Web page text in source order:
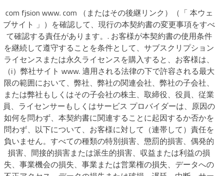
com fjsion www. com （またはその後継リンク）（「 本ウェ
ブサイト 」）を確認して、現行の本契約書の変更事項をすべ
て確認する責任があります。. お客様が本契約書の使用条件
を継続して遵守することを条件として、サブスクリプション
ライセンスまたは永久ライセンスを購入すると、お客様は、
（i）弊社サイト www. 適用される法律の下で許容される最大
限の範囲において、弊社、弊社の関連会社、弊社の子会社、
または弊社もしくはその子会社の株主、取締役、役員、従業
員、ライセンサーもしくはサービス プロバイダーは、原因の
如何を問わず、本契約書に関連することに起因するか否かを
問わず、以下について、お客様に対して（連帯して）責任を
負いません。すべての種類の特別損害、懲罰的損害、偶発的
損害、間接的損害または派生的損害、収益または利益の損
失、事業機会の損失、事業または営業権の損失、データへの